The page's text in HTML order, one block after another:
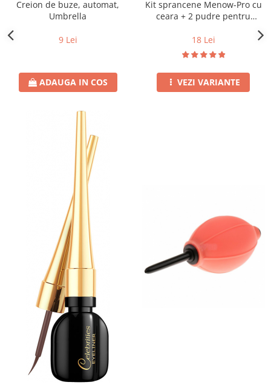
Creion de buze, automat,
Umbrella
9 Lei
ADAUGA IN COS
Kit sprancene Menow-Pro cu
ceara + 2 pudre pentru
18 Lei
VEZI VARIANTE